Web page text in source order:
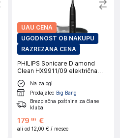
UAU CENA
UGODNOST OB NAKUPU
RAZREZANA CENA
PHILIPS Sonicare Diamond
Clean HX9911/09 električna
zobna ščetka
Na zalogi
Prodajalec Big Bang
Brezplačna poštnina za člane
kluba
179 99 €
ali od 12,00 € / mesec